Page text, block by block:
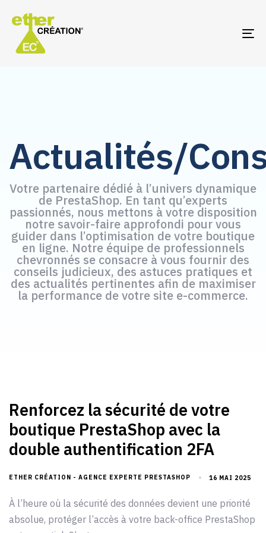
Actualités/
Votre partenaire dédié à l’univers dynamique
de PrestaShop. En tant qu’experts
passionnés, nous mettons à votre disposition
notre savoir-faire approfondi pour vous
guider dans l’optimisation de votre boutique
en ligne. Notre équipe de professionnels
chevronnés se consacre à vous fournir des
conseils judicieux, des astuces pratiques et
des actualités pertinentes afin de maximiser
la performance de votre site e-commerce.
Renforcez la sécurité de votre
boutique PrestaShop avec la
double authentification 2FA
ETHER CRÉATION - AGENCE EXPERTE PRESTASHOP 16 MAI 2025
À l’heure où la sécurité des données devient une priorité
absolue, protéger l’accès à votre back-office PrestaShop